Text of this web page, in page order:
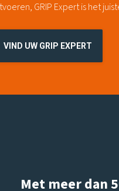
GRIP Expert is het
VIND UW GRIP EXPERT
Met meer dan